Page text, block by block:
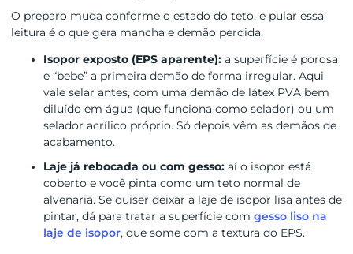
O preparo muda conforme o estado do teto, e pular essa
leitura é o que gera mancha e demão perdida.
Isopor exposto (EPS aparente):a superfície é porosa
e “bebe” a primeira demão de forma irregular. Aqui
vale selar antes, com uma demão de látex PVA bem
diluído em água (que funciona como selador) ou um
selador acrílico próprio. Só depois vêm as demãos de
acabamento.
Laje já rebocada ou com gesso:aí o isopor está
coberto e você pinta como um teto normal de
alvenaria. Se quiser deixar a laje de isopor lisa antes de
pintar, dá para tratar a superfície com gesso liso na
laje de isopor, que some com a textura do EPS.